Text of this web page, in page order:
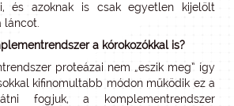
és azoknak is csak egyetlen kijelölt
láncot.
a kórokozókkal is?
proteázai nem „eszik meg” így
kifinomultabb módon működik ez a
fogjuk, a komplementrendszer